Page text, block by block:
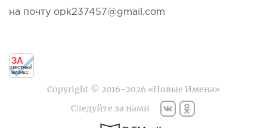
на почту opk237457@gmail.com
ЗА
ЧЕСТНЫЙ
БИЗНЕС
Copyright © 2016-2026 «Новые Имена»
Следуйте за нами